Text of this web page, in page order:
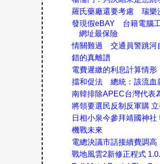
羅氏藥廠還要考慮 瑞樂
發現假eBAY 台籍電腦
網址最保險
情關難過 交通員警跳河
錯的真離譜
電費遲繳的利息計算情形
擋和促法 總統：該流血
南韓排除APEC台灣代表
將領要選民反制反軍購
日相小泉今參拜靖國神社
機戰未來
電總決議市話接續費調高
戰地風雲2新修正程式